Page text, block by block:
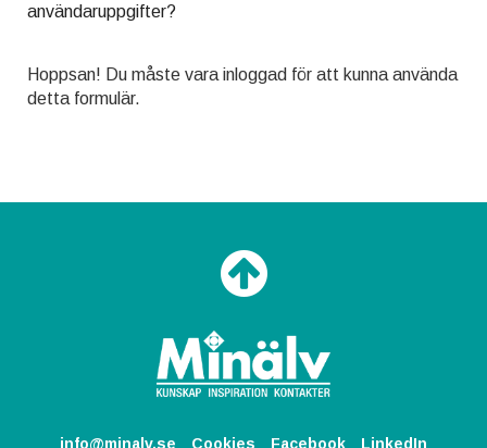
användaruppgifter?
Hoppsan! Du måste vara inloggad för att kunna använda
detta formulär.
info@minalv.se Cookies Facebook LinkedIn